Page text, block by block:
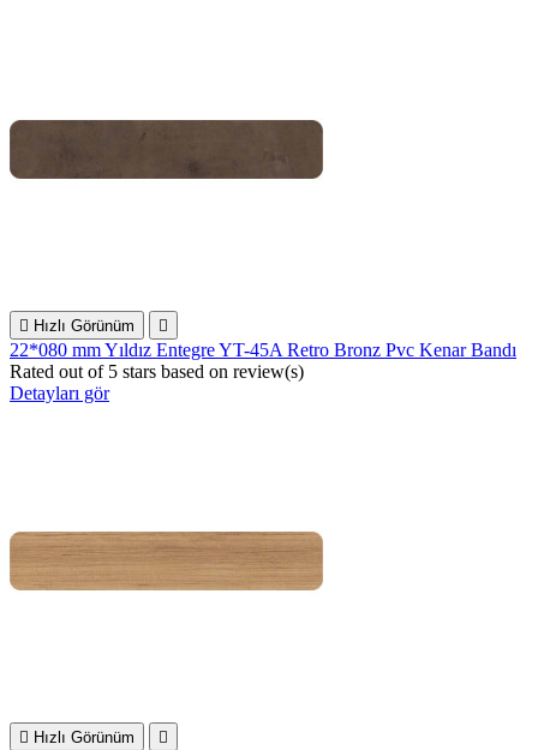
 Hızlı Görünüm 
22*080 mm Yıldız Entegre YT-45A Retro Bronz Pvc Kenar Bandı
Rated out of 5 stars based on review(s)
Detayları gör
 Hızlı Görünüm 